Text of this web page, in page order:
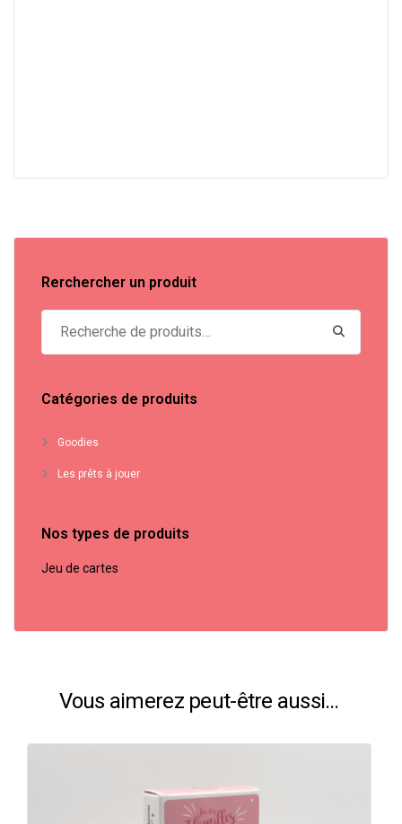
Rerchercher un produit
Recherche pour :
Catégories de produits
Goodies
Les prêts à jouer
Nos types de produits
Jeu de cartes
Vous aimerez peut-être aussi…